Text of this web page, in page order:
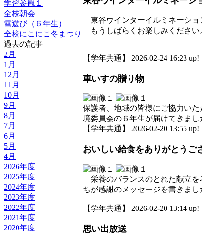
学習参観１
全校朝会
雪遊び（６年生）
全校にこにこ冬まつり
過去の記事
2月
1月
12月
11月
10月
9月
8月
7月
6月
5月
4月
2026年度
2025年度
2024年度
2023年度
2022年度
2021年度
2020年度
東谷ウインターイルミネーショ
もうしばらくお楽しみください
【学年共通】 2026-02-24 16:23 up!
車いすの贈り物
保護者、地域の皆様にご協力い
境委員会の６年生が届けてきま
【学年共通】 2026-02-20 13:55 up!
おいしい給食をありがとうご
栄養のバランスのとれた献立を
ちが感謝のメッセージを書きま
【学年共通】 2026-02-20 13:14 up!
思い出放送